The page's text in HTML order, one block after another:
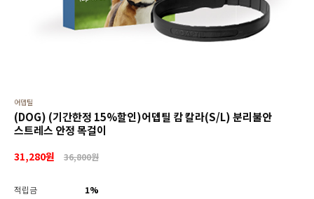
어뎁틸
(DOG) (기간한정 15%할인)어뎁틸 캄 칼라(S/L) 분리불안
스트레스 안정 목걸이
31,280원 36,800원
적립금
1%